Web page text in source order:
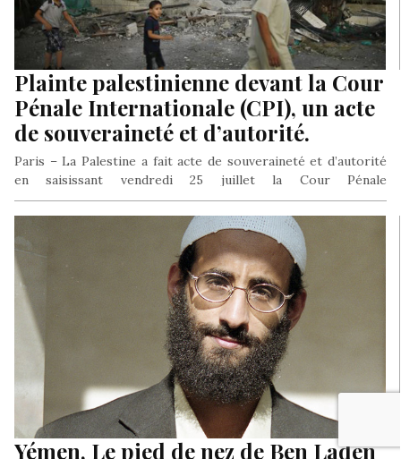
Plainte palestinienne devant la Cour
Pénale Internationale (CPI), un acte
de souveraineté et d’autorité.
Paris – La Palestine a fait acte de souveraineté et d’autorité
en saisissant vendredi 25 juillet la Cour Pénale
Internationale…
Yémen, Le pied de nez de Ben Laden